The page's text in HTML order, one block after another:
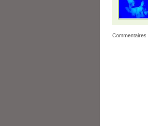
Commentaires